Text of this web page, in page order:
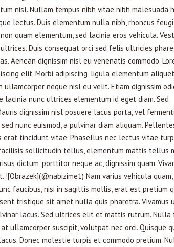
nisl. Nullam tempus nibh vitae nibh malesuada
lectus. Duis elementum nulla nibh, rhoncus
quam elementum, sed lacinia eros vehicula.
Duis consequat orci sed felis ultricies
Aenean dignissim nisl eu venenatis commodo.
elit. Morbi adipiscing, ligula elementum
ullamcorper neque nisl eu velit. Etiam dignissim
lacinia nunc ultrices elementum id eget diam. Sed
dignissim nisl posuere lacus porta, vel
nunc euismod, a pulvinar diam aliquam.
erat tincidunt vitae. Phasellus nec lectus vitae
sollicitudin tellus, elementum mattis tellus
dictum, porttitor neque ac, dignissim quam.
Nam varius vehicula
faucibus, nisi in sagittis mollis, erat est pretium
tristique sit amet nulla quis pharetra. Vivamus
lacus. Sed ultrices elit et mattis rutrum. Nulla
ullamcorper suscipit, volutpat nec orci. Quisque
Donec molestie turpis et commodo pretium.